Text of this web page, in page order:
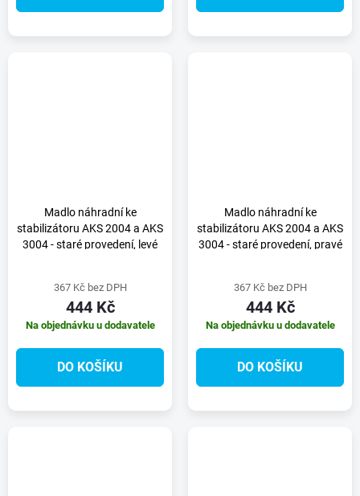
Madlo náhradní ke
stabilizátoru AKS 2004 a AKS
3004 - staré provedení, levé
367 Kč bez DPH
444 Kč
Na objednávku u dodavatele
DO KOŠÍKU
Madlo náhradní ke
stabilizátoru AKS 2004 a AKS
3004 - staré provedení, pravé
367 Kč bez DPH
444 Kč
Na objednávku u dodavatele
DO KOŠÍKU